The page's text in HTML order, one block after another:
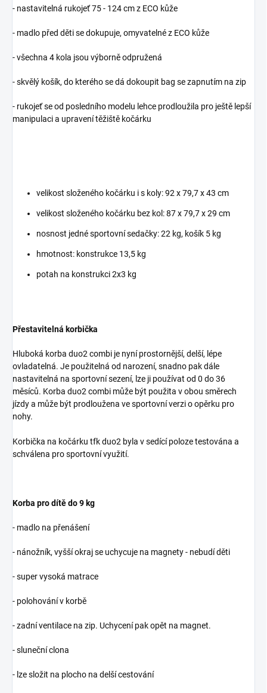
- nastavitelná rukojeť 75 - 124 cm z ECO kůže
- madlo před děti se dokupuje, omyvatelné z ECO kůže
- všechna 4 kola jsou výborně odpružená
- skvělý košík, do kterého se dá dokoupit bag se zapnutím na zip
- rukojeť se od posledního modelu lehce prodloužila pro ještě lepší
manipulaci a upravení těžiště kočárku
velikost složeného kočárku i s koly: 92 x 79,7 x 43 cm
velikost složeného kočárku bez kol: 87 x 79,7 x 29 cm
nosnost jedné sportovní sedačky: 22 kg, košík 5 kg
hmotnost: konstrukce 13,5 kg
potah na konstrukci 2x3 kg
Přestavitelná korbička
Hluboká korba duo2 combi je nyní prostornější, delší, lépe
ovladatelná. Je použitelná od narození, snadno pak dále
nastavitelná na sportovní sezení, lze ji používat od 0 do 36
měsíců. Korba duo2 combi může být použita v obou směrech
jízdy a může být prodloužena ve sportovní verzi o opěrku pro
nohy.
Korbička na kočárku tfk duo2 byla v sedící poloze testována a
schválena pro sportovní využití.
Korba pro dítě do 9 kg
- madlo na přenášení
- nánožník, vyšší okraj se uchycuje na magnety - nebudí děti
- super vysoká matrace
- polohování v korbě
- zadní ventilace na zip. Uchycení pak opět na magnet.
- sluneční clona
- lze složit na plocho na delší cestování